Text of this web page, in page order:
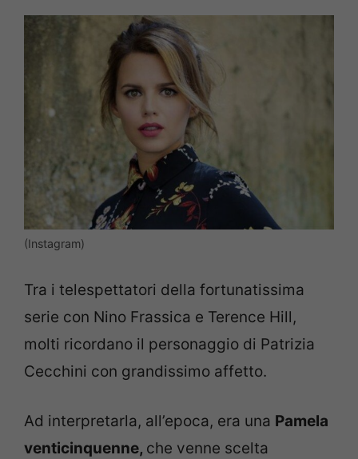
(Instagram)
Tra i telespettatori della fortunatissima
serie con Nino Frassica e Terence Hill,
molti ricordano il personaggio di Patrizia
Cecchini con grandissimo affetto.
Ad interpretarla, all’epoca, era una Pamela
venticinquenne, che venne scelta